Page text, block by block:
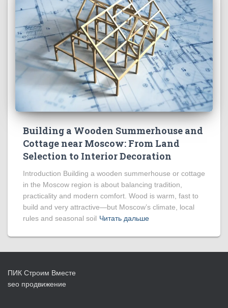
Building a Wooden Summerhouse and
Cottage near Moscow: From Land
Selection to Interior Decoration
Introduction Building a wooden summerhouse or cottage
in the Moscow region is about balancing tradition,
practicality and modern comfort. Wood is warm, fast to
build and very attractive—but Moscow’s climate, local
rules and seasonal soil Читать дальше
ПИК Строим Вместе
seo продвижение